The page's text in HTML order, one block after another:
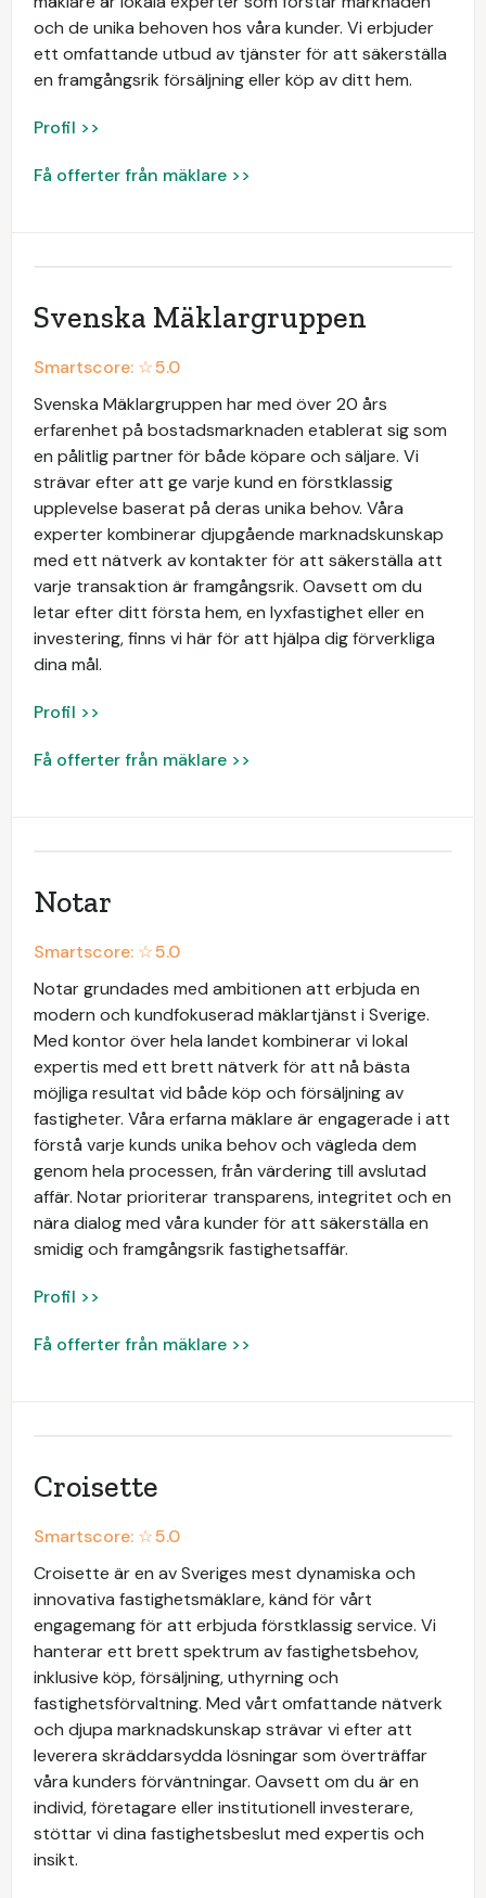
och de unika behoven hos våra kunder. Vi erbjuder
ett omfattande utbud av tjänster för att säkerställa
en framgångsrik försäljning eller köp av ditt hem.
Profil >>
Få offerter från mäklare >>
Svenska Mäklargruppen
Smartscore: ☆5.0
Svenska Mäklargruppen har med över 20 års
erfarenhet på bostadsmarknaden etablerat sig som
en pålitlig partner för både köpare och säljare. Vi
strävar efter att ge varje kund en förstklassig
upplevelse baserat på deras unika behov. Våra
experter kombinerar djupgående marknadskunskap
med ett nätverk av kontakter för att säkerställa att
varje transaktion är framgångsrik. Oavsett om du
letar efter ditt första hem, en lyxfastighet eller en
investering, finns vi här för att hjälpa dig förverkliga
dina mål.
Profil >>
Få offerter från mäklare >>
Notar
Smartscore: ☆5.0
Notar grundades med ambitionen att erbjuda en
modern och kundfokuserad mäklartjänst i Sverige.
Med kontor över hela landet kombinerar vi lokal
expertis med ett brett nätverk för att nå bästa
möjliga resultat vid både köp och försäljning av
fastigheter. Våra erfarna mäklare är engagerade i att
förstå varje kunds unika behov och vägleda dem
genom hela processen, från värdering till avslutad
affär. Notar prioriterar transparens, integritet och en
nära dialog med våra kunder för att säkerställa en
smidig och framgångsrik fastighetsaffär.
Profil >>
Få offerter från mäklare >>
Croisette
Smartscore: ☆5.0
Croisette är en av Sveriges mest dynamiska och
innovativa fastighetsmäklare, känd för vårt
engagemang för att erbjuda förstklassig service. Vi
hanterar ett brett spektrum av fastighetsbehov,
inklusive köp, försäljning, uthyrning och
fastighetsförvaltning. Med vårt omfattande nätverk
och djupa marknadskunskap strävar vi efter att
leverera skräddarsydda lösningar som överträffar
våra kunders förväntningar. Oavsett om du är en
individ, företagare eller institutionell investerare,
stöttar vi dina fastighetsbeslut med expertis och
insikt.